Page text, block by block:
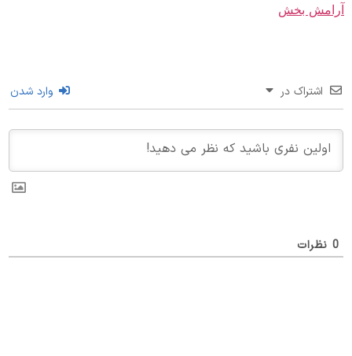
بخش
اشتراک در وارد شدن